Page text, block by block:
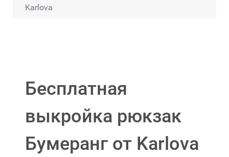
Karlova
Бесплатная
выкройка рюкзак
Бумеранг от Karlova